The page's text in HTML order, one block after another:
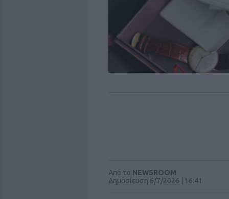
Από το NEWSROOM
Δημοσίευση 6/7/2026 | 16:41